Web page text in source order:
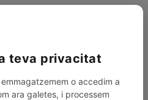
CAT
teva privacitat
o accedim a
ara galetes, i processem